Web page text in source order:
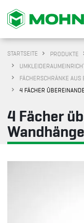
STARTSEITE PRODUKTE
FÄCHERSCHRÄNKE AUS
4 FÄCHER
4 Fächer